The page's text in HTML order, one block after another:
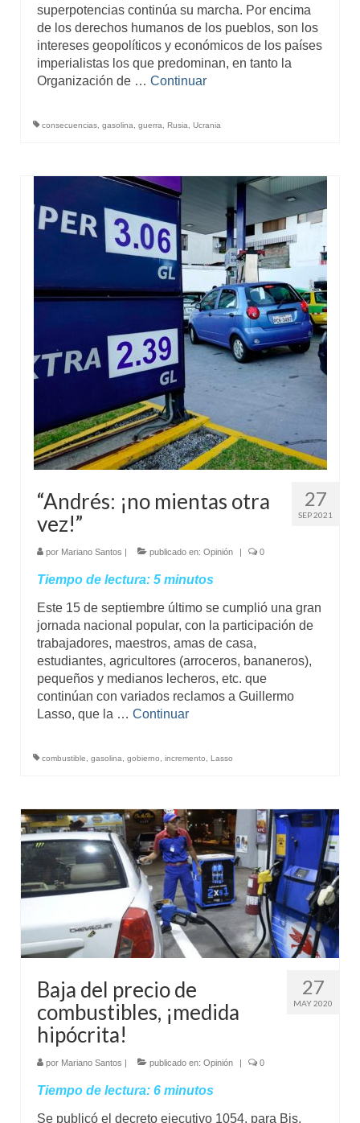
superpotencias continúa su marcha. Por encima
de los derechos humanos de los pueblos, son los
intereses geopolíticos y económicos de los países
imperialistas los que predominan, en tanto la
Organización de … Continuar
consecuencias gasolina guerra Rusia Ucrania
27
SEP 2021
“Andrés: ¡no mientas otra
vez!”
por Mariano Santos | publicado en: Opinión | 0
Tiempo de lectura: 5 minutos
Este 15 de septiembre último se cumplió una gran
jornada nacional popular, con la participación de
trabajadores, maestros, amas de casa,
estudiantes, agricultores (arroceros, bananeros),
pequeños y medianos lecheros, etc. que
continúan con variados reclamos a Guillermo
Lasso, que la … Continuar
combustible gasolina gobierno incremento Lasso
27
MAY 2020
Baja del precio de
combustibles, ¡medida
hipócrita!
por Mariano Santos | publicado en: Opinión | 0
Tiempo de lectura: 6 minutos
Se publicó el decreto ejecutivo 1054, para Bis,